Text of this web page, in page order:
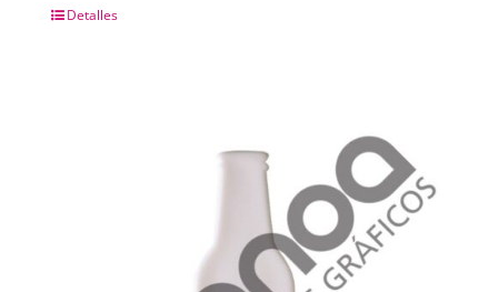
Detalles